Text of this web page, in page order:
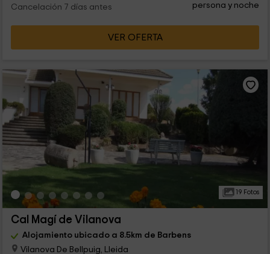
Cancelación 7 días antes persona y noche
VER OFERTA
19 Fotos
Cal Magí de Vilanova
Alojamiento ubicado a 8.5km de Barbens
Vilanova De Bellpuig, Lleida